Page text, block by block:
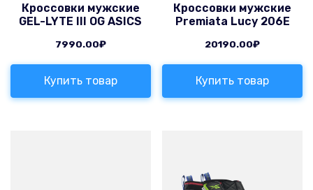
Кроссовки мужские
GEL-LYTE III OG ASICS
7990.00₽
Купить товар
Кроссовки мужские
Premiata Lucy 206E
20190.00₽
Купить товар